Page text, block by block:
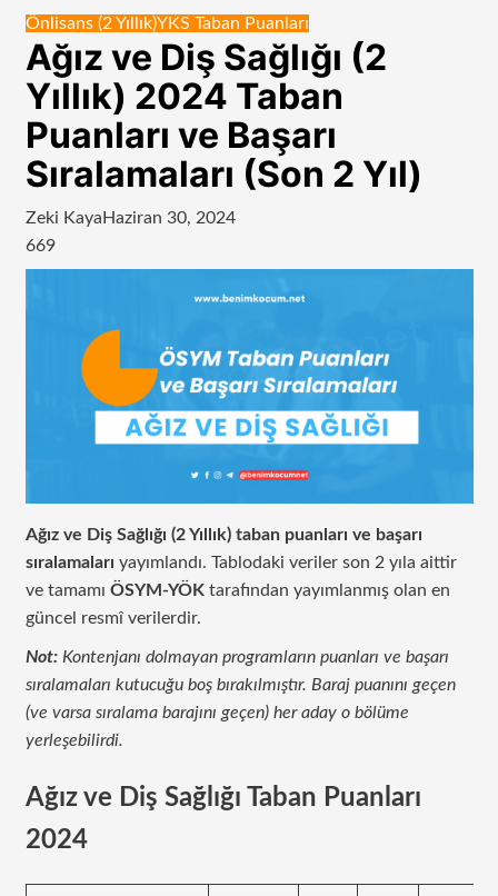
görünümü
Önlisans (2 Yıllık)YKS Taban Puanları
Ağız ve Diş Sağlığı (2
Yıllık) 2024 Taban
Puanları ve Başarı
Sıralamaları (Son 2 Yıl)
Zeki Kaya Haziran 30, 2024
669
Ağız ve Diş Sağlığı (2 Yıllık) taban puanları ve başarı
sıralamaları yayımlandı. Tablodaki veriler son 2 yıla aittir
ve tamamı ÖSYM-YÖKtarafından yayımlanmış olan en
güncel resmî verilerdir.
Not:Kontenjanı dolmayan programların puanları ve başarı
sıralamaları kutucuğu boş bırakılmıştır. Baraj puanını geçen
(ve varsa sıralama barajını geçen) her aday o bölüme
yerleşebilirdi.
Ağız ve Diş Sağlığı Taban Puanları
2024